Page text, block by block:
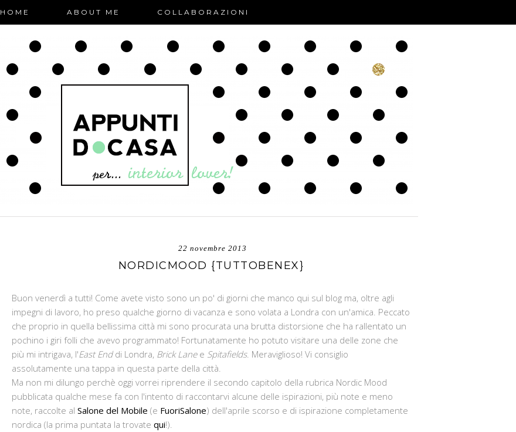
HOME ABOUT ME COLLABORAZIONI
22 novembre 2013
NORDICMOOD {TUTTOBENEX}
Buon venerdì a tutti! Come avete visto sono un po' di giorni che manco qui sul blog ma, oltre agli
impegni di lavoro, ho preso qualche giorno di vacanza e sono volata a Londra con un'amica. Peccato
che proprio in quella bellissima città mi sono procurata una brutta distorsione che ha rallentato un
pochino i giri folli che avevo programmato! Fortunatamente ho potuto visitare una delle zone che
più mi intrigava, l'East Enddi Londra, Brick Lanee Spitafields. Meraviglioso! Vi consiglio
assolutamente una tappa in questa parte della città.
Ma non mi dilungo perchè oggi vorrei riprendere il secondo capitolo della rubrica Nordic Mood
pubblicata qualche mese fa con l'intento di raccontarvi alcune delle ispirazioni, più note e meno
note, raccolte al Salone del Mobile (e FuoriSalone) dell'aprile scorso e di ispirazione completamente
nordica (la prima puntata la trovate qui!).